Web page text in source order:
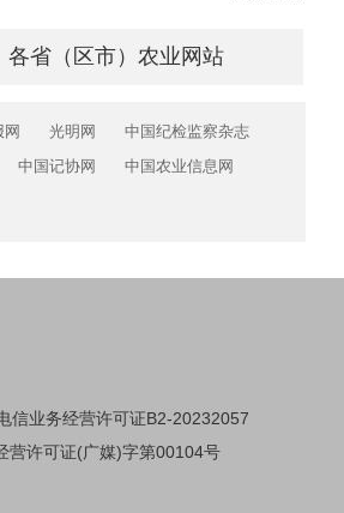
各省（区市）农业网站
网 光明网
中国纪检监察杂志
中国记协网 中国农业信息网
信业务经营许可证B2-20232057
营许可证(广媒)字第00104号